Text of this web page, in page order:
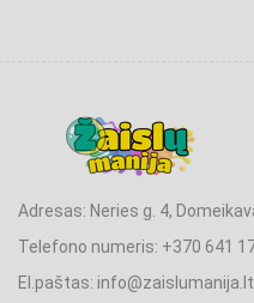
Adresas: Neries g. 4,
Telefono numeris: +370 641
El.paštas: info@zaislumanija.lt